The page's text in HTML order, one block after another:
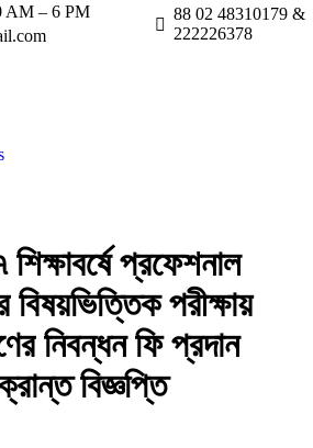
AM – 6 PM
88 02 48310179 &
222226378
প্রফেশনাল
বিষয়ভিত্তিক পরীক্ষায়
নিবন্ধন ফি প্রদান
বিজ্ঞপ্তি